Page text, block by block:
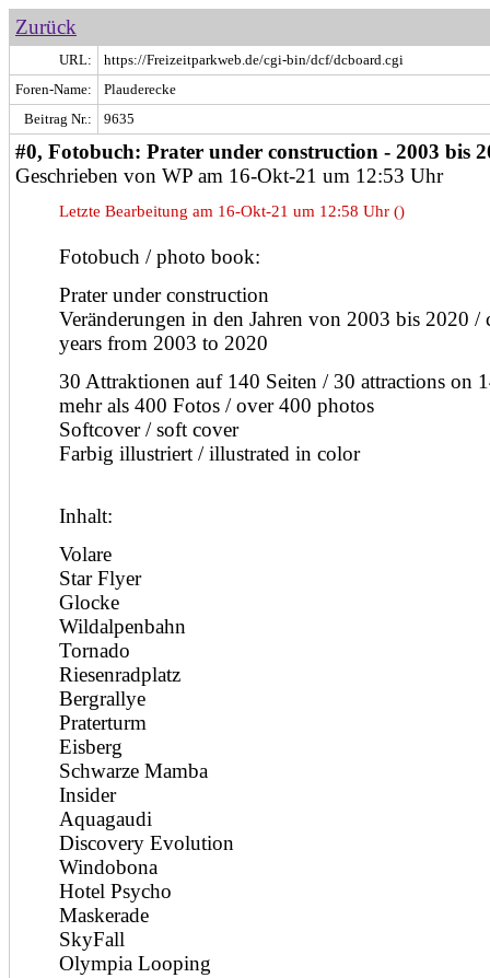
Zurück
URL:
https://Freizeitparkweb.de/cgi-bin/dcf/dcboard.cgi
Foren-Name:
Plauderecke
Beitrag Nr.:
9635
#0, Fotobuch: Prater under construction - 2003 bis
Geschrieben von WP am 16-Okt-21 um 12:53 Uhr
Letzte Bearbeitung am 16-Okt-21 um 12:58 Uhr ()
Fotobuch / photo book:
Prater under construction
Veränderungen in den Jahren von 2003 bis 2020 /
years from 2003 to 2020
30 Attraktionen auf 140 Seiten / 30 attractions on
mehr als 400 Fotos / over 400 photos
Softcover / soft cover
Farbig illustriert / illustrated in color
Inhalt:
Volare
Star Flyer
Glocke
Wildalpenbahn
Tornado
Riesenradplatz
Bergrallye
Praterturm
Eisberg
Schwarze Mamba
Insider
Aquagaudi
Discovery Evolution
Windobona
Hotel Psycho
Maskerade
SkyFall
Olympia Looping